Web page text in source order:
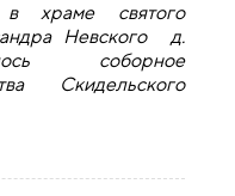
храме святого
Невского д.
соборное
Скидельского